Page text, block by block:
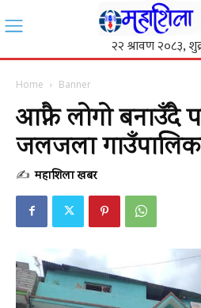
Home Banner
आफ्नै लोगो बनाउँदै
जलजला
✍ महाशिला खबर